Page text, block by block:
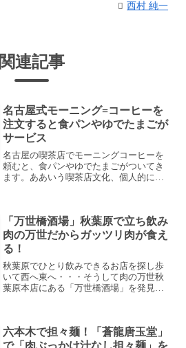
西村 純一
関連記事
名古屋式モーニング=コーヒーを
注文すると食パンやゆでたまごが
サービス
名古屋の喫茶店でモーニングコーヒーを
頼むと、食パンやゆでたまごがついてき
ます。ああいう喫茶店文化、個人的には
とかもしれません...
「万世橋酒場」秋葉原で立ち飲み
肉の万世だからガッツリ肉が食え
る！
秋葉原でひとり飲みできるお店を探し歩
いて西へ東へ・・・そうして肉の万世秋
葉原本店にある「万世橋酒場」を発見、
と、こんなビルが見えて...
六本木で担々麺！「蒼龍唐玉堂」